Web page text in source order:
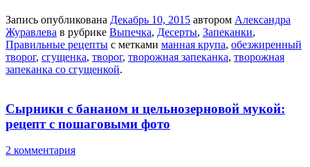
Запись опубликована Декабрь 10, 2015 автором Александра
Журавлева в рубрике Выпечка, Десерты, Запеканки,
Правильные рецепты с метками манная крупа, обезжиренный
творог, сгущенка, творог, творожная запеканка, творожная
запеканка со сгущенкой.
Сырники с бананом и цельнозерновой мукой:
рецепт с пошаговыми фото
2 комментария